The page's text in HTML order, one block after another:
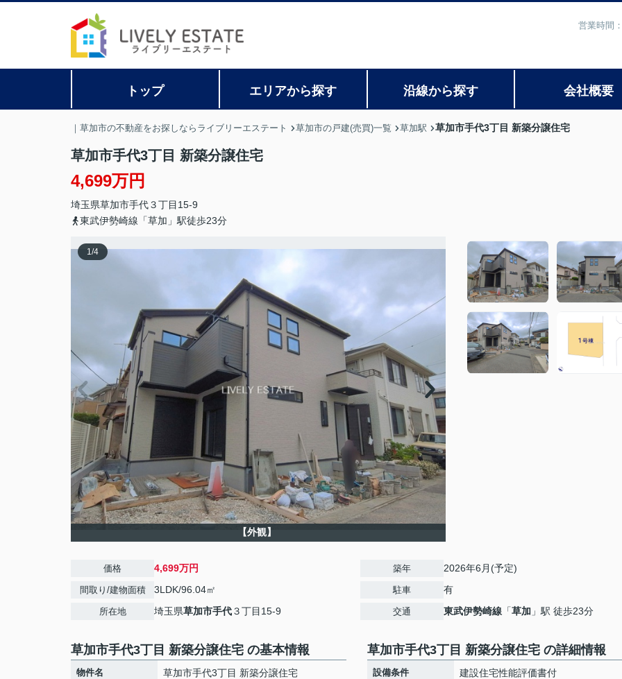
営業時間
トップ エリアから探す 沿線から探す 会社概要
｜草加市の不動産をお探しならライブリーエステート 草加市の戸建(売買)一覧 草加駅 草加市手代3丁目 新築分譲住宅
草加市手代3丁目 新築分譲住宅
4,699万円
埼玉県草加市手代３丁目15-9
東武伊勢崎線「草加」駅徒歩23分
1/4
【外観】
価格 4,699万円
間取り/建物面積 3LDK/96.04㎡
所在地 埼玉県草加市手代３丁目15-9
築年 2026年6月(予定)
駐車 有
交通 東武伊勢崎線 「草加 」駅 徒歩23分
草加市手代3丁目 新築分譲住宅 の基本情報
物件名 草加市手代3丁目 新築分譲住宅
草加市手代3丁目 新築分譲住宅 の詳細情報
設備条件
建設住宅性能評価書付